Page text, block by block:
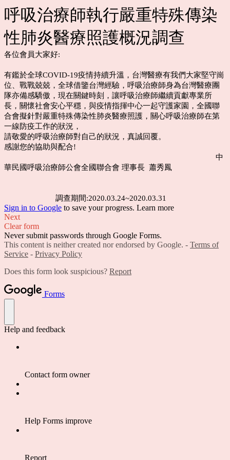
呼吸治療師執行嚴重特殊傳染
性肺炎醫療照護概況調查
各位會員大家好:
有鑑於全球COVID-19疫情持續升溫，台灣醫療有我們大家堅守崗
位、戰戰兢兢，全球借鑒台灣經驗，呼吸治療師身為台灣醫療團
隊亦備感驕傲，現在關鍵時刻，讓呼吸治療師繼續貢獻專業所
長，關懷社會安心平穩，與疫情指揮中心一起守護家園，全國聯
合會擬針對嚴重特殊傳染性肺炎醫療照護，關心呼吸治療師在第
一線防疫工作的狀況，
請敬愛的呼吸治療師對自己的狀況，真誠回覆。
感謝您的協助與配合!
中
華民國呼吸治療師公會全國聯合會 理事長 蕭秀鳳
調查期間:2020.03.24~2020.03.31
Sign in to Google to save your progress. Learn more
Next
Clear form
Never submit passwords through Google Forms.
This content is neither created nor endorsed by Google. - Terms of
Service - Privacy Policy
Does this form look suspicious? Report
Forms
Help and feedback
Contact form owner
Help Forms improve
Report